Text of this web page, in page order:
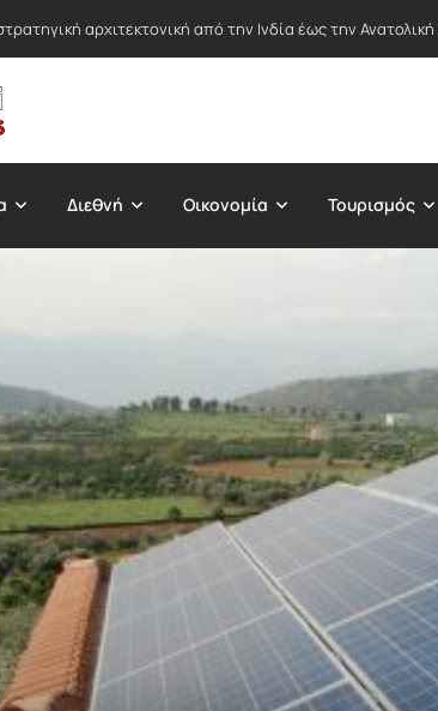
αρχιτεκτονική από την Ινδία έως την
Διεθνή Οικονομία Τουρισμός